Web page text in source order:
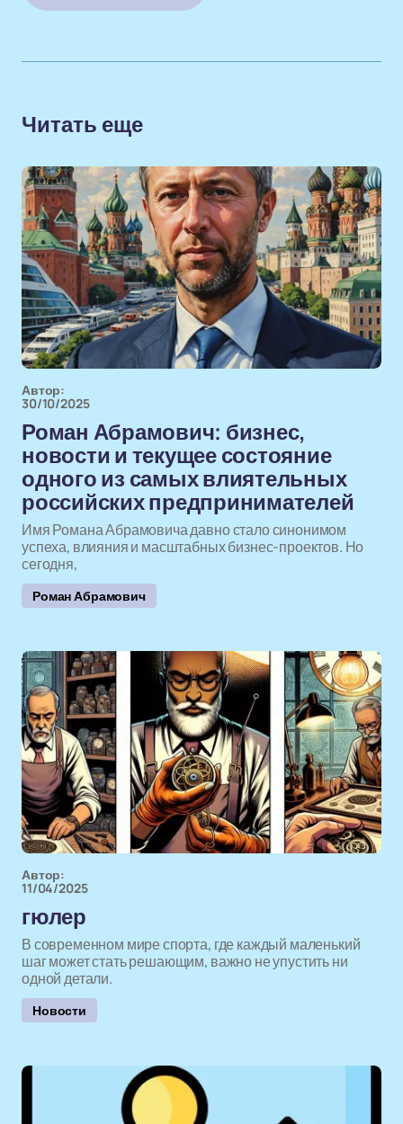
Читать еще
Автор:
30/10/2025
Роман Абрамович: бизнес,
новости и текущее состояние
одного из самых влиятельных
российских предпринимателей
Имя Романа Абрамовича давно стало синонимом
успеха, влияния и масштабных бизнес-проектов. Но
сегодня,
Роман Абрамович
Автор:
11/04/2025
гюлер
В современном мире спорта, где каждый маленький
шаг может стать решающим, важно не упустить ни
одной детали.
Новости